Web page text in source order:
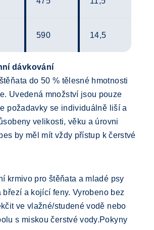
590 14,5
dávkování
do 50 % tělesné hmotnosti
Uvedená množství jsou pouze
požadavky se individuálně liší a
velikosti, věku a úrovni
by měl mít vždy přístup k čerstvé
krmivo pro štěňata a mladé psy
březí a kojící feny. Vyrobeno bez
ve vlažné/studené vodě nebo
s miskou čerstvé vody.Pokyny